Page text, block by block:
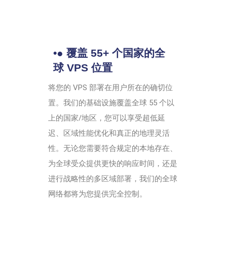
•● 覆盖 55+ 个国家的全
球 VPS 位置
将您的 VPS 部署在用户所在的确切位
置。我们的基础设施覆盖全球 55 个以
上的国家/地区，您可以享受超低延
迟、区域性能优化和真正的地理灵活
性。无论您需要符合规定的本地存在、
为全球受众提供更快的响应时间，还是
进行战略性的多区域部署，我们的全球
网络都将为您提供完全控制。